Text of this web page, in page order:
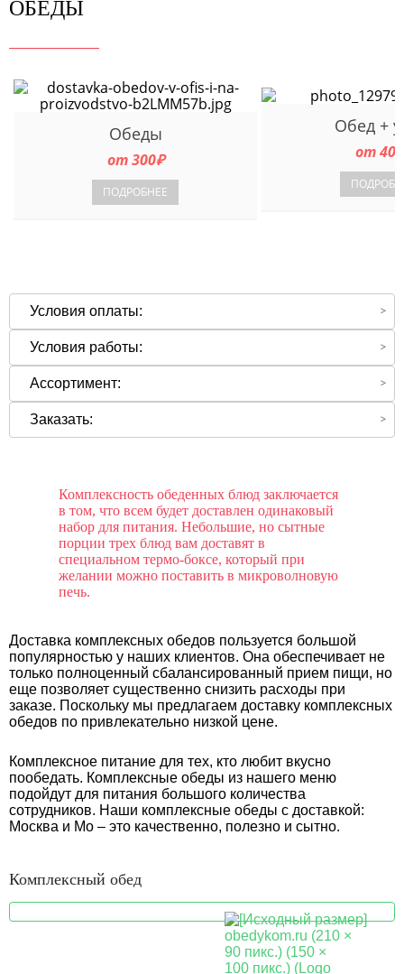
ОБЕДЫ
Обеды
от 300₽
ПОДРОБНЕЕ
Обед +
от
Условия оплаты:
Условия работы:
Ассортимент:
Заказать:
Комплексность обеденных блюд заключается
в том, что всем будет доставлен одинаковый
набор для питания. Небольшие, но сытные
порции трех блюд вам доставят в
специальном термо-боксе, который при
желании можно поставить в микроволновую
печь.
Доставка комплексных обедов пользуется большой
популярностью у наших клиентов. Она обеспечивает не
только полноценный сбалансированный прием пищи, но
еще позволяет существенно снизить расходы при
заказе. Поскольку мы предлагаем доставку комплексных
обедов по привлекательно низкой цене.
Комплексное питание для тех, кто любит вкусно
пообедать. Комплексные обеды из нашего меню
подойдут для питания большого количества
сотрудников. Наши комплексные обеды с доставкой:
Москва и Мо – это качественно, полезно и сытно.
Комплексный обед